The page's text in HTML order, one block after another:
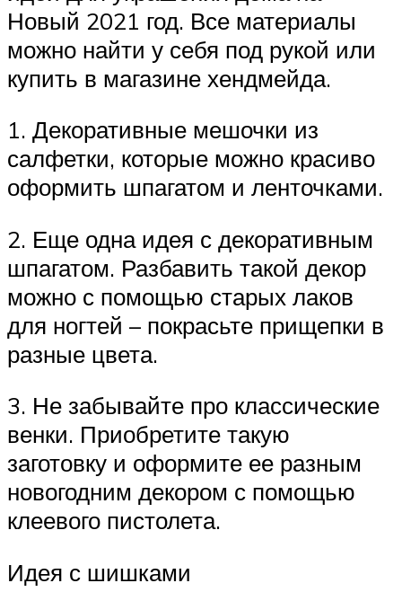
Новый 2021 год. Все материалы
можно найти у себя под рукой или
купить в магазине хендмейда.
1. Декоративные мешочки из
салфетки, которые можно красиво
оформить шпагатом и ленточками.
2. Еще одна идея с декоративным
шпагатом. Разбавить такой декор
можно с помощью старых лаков
для ногтей – покрасьте прищепки в
разные цвета.
3. Не забывайте про классические
венки. Приобретите такую
заготовку и оформите ее разным
новогодним декором с помощью
клеевого пистолета.
Идея с шишками